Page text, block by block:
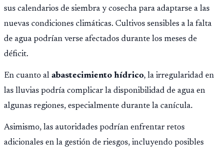
sus calendarios de siembra y cosecha para adaptarse a las
nuevas condiciones climáticas. Cultivos sensibles a la falta
de agua podrían verse afectados durante los meses de
déficit.
En cuanto al abastecimiento hídrico, la irregularidad en
las lluvias podría complicar la disponibilidad de agua en
algunas regiones, especialmente durante la canícula.
Asimismo, las autoridades podrían enfrentar retos
adicionales en la gestión de riesgos, incluyendo posibles